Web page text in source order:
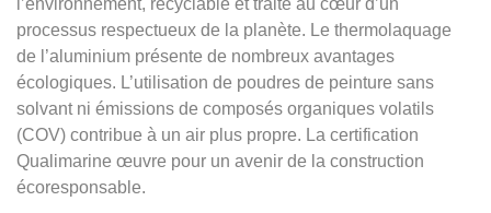
l’environnement, recyclable et traité au cœur d’un
processus respectueux de la planète. Le thermolaquage
de l’aluminium présente de nombreux avantages
écologiques. L’utilisation de poudres de peinture sans
solvant ni émissions de composés organiques volatils
(COV) contribue à un air plus propre. La certification
Qualimarine œuvre pour un avenir de la construction
écoresponsable.